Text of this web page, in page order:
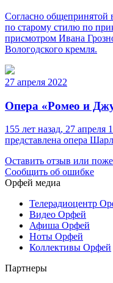
Согласно общепринятой
по старому стилю по
присмотром Ивана
Вологодского кремля.
27 апреля 2022
Опера «Ромео и
155 лет назад, 27
представлена опера
Оставить отзыв или
Сообщить об ошибке
Орфей медиа
Телерадиоцентр
Видео Орфей
Афиша Орфей
Ноты Орфей
Коллективы Орфей
Партнеры